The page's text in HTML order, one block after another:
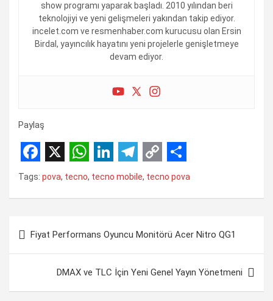
show programı yaparak başladı. 2010 yılından beri
teknolojiyi ve yeni gelişmeleri yakından takip ediyor.
incelet.com ve resmenhaber.com kurucusu olan Ersin
Birdal, yayıncılık hayatını yeni projelerle genişletmeye
devam ediyor.
Paylaş
F
e
b
o
X W
t
s
A
p
L
k
e
d
I
T
e
g
r
a
C
y
L
i
n
S
r
e
Tags: pova, tecno, tecno mobile, tecno pova
gezinmesi
Fiyat Performans Oyuncu Monitörü Acer Nitro QG1
DMAX ve TLC İçin Yeni Genel Yayın Yönetmeni